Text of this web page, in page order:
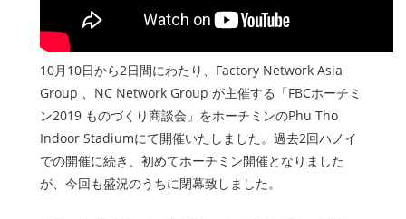
10月10日から2日間にわたり、Factory Network Asia
Group 、NC Network Group が主催する「FBCホーチミ
ン2019 ものづくり商談会」をホーチミンのPhu Tho
Indoor Stadiumにて開催いたしました。過去2回ハノイ
での開催に続き、初めてホーチミン開催となりました
が、今回も盛況のうちに閉幕致しました。